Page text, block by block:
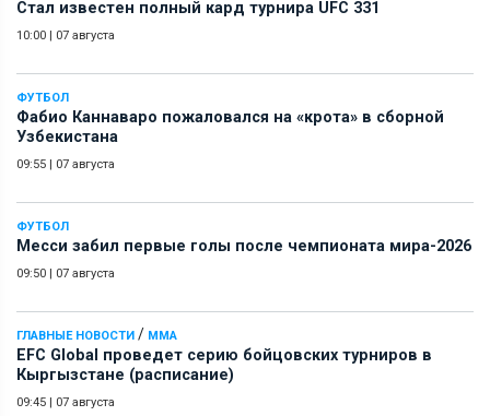
Стал известен полный кард турнира UFC 331
10:00 | 07 августа
ФУТБОЛ
Фабио Каннаваро пожаловался на «крота» в сборной
Узбекистана
09:55 | 07 августа
ФУТБОЛ
Месси забил первые голы после чемпионата мира-2026
09:50 | 07 августа
ГЛАВНЫЕ НОВОСТИ / ММА
EFC Global проведет серию бойцовских турниров в
Кыргызстане (расписание)
09:45 | 07 августа